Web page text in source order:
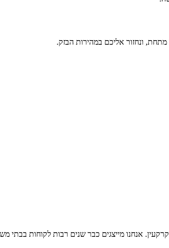
ונחזור אליכם במהירות הבזק.
אנחנו מייצגים כבר שנים רבות לקוחות בבתי